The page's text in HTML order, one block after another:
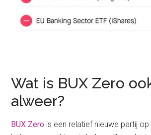
Wat is BUX Zero
alweer?
BUX Zero is een relatief nieuwe partij op